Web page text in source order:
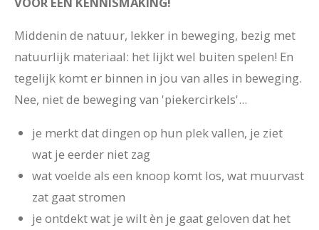
Middenin de natuur, lekker in beweging, bezig met
natuurlijk materiaal: het lijkt wel buiten spelen! En
tegelijk komt er binnen in jou van alles in beweging.
Nee, niet de beweging van 'piekercirkels'...
je merkt dat dingen op hun plek vallen, je ziet
wat je eerder niet zag
wat voelde als een knoop komt los, wat muurvast
zat gaat stromen
je ontdekt wat je wilt èn je gaat geloven dat het